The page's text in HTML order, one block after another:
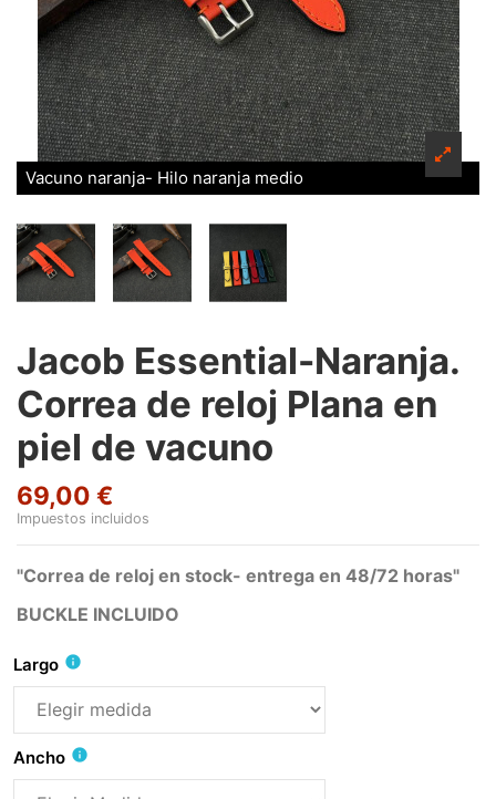
Vacuno naranja- Hilo naranja medio
Jacob Essential-Naranja.
Correa de reloj Plana en
piel de vacuno
69,00 €
Impuestos incluidos
"Correa de reloj en stock- entrega en 48/72 horas"
BUCKLE INCLUIDO
Largo info
Ancho info